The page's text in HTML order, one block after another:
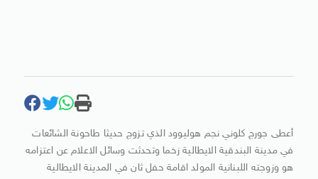
أعطى جورج كلوني نجم هوليوود الذي تزوج حديثا طاحونة الشائعات
في مدينة البندقية الايطالية زخما وتحدثت وسائل الاعلام عن اعتزامه
هو وزوجته اللبنانية المولد اقامة حفل ثان في المدينة الايطالية